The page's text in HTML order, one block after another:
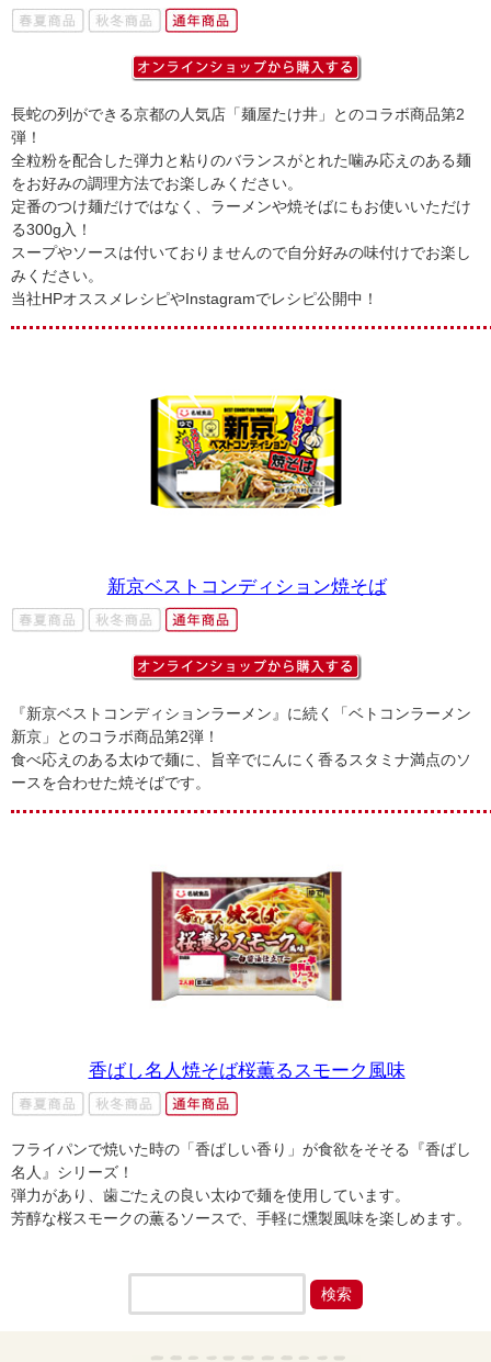
長蛇の列ができる京都の人気店「麺屋たけ井」とのコラボ商品第2
弾！
全粒粉を配合した弾力と粘りのバランスがとれた噛み応えのある麺
をお好みの調理方法でお楽しみください。
定番のつけ麺だけではなく、ラーメンや焼そばにもお使いいただけ
る300g入！
スープやソースは付いておりませんので自分好みの味付けでお楽し
みください。
当社HPオススメレシピやInstagramでレシピ公開中！
新京ベストコンディション焼そば
『新京ベストコンディションラーメン』に続く「ベトコンラーメン
新京」とのコラボ商品第2弾！
食べ応えのある太ゆで麺に、旨辛でにんにく香るスタミナ満点のソ
ースを合わせた焼そばです。
香ばし名人焼そば桜薫るスモーク風味
フライパンで焼いた時の「香ばしい香り」が食欲をそそる『香ばし
名人』シリーズ！
弾力があり、歯ごたえの良い太ゆで麺を使用しています。
芳醇な桜スモークの薫るソースで、手軽に燻製風味を楽しめます。